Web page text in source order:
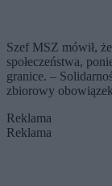
Szef MSZ mówił,
społeczeństwa,
granice. –
zbiorowy
Reklama
Reklama